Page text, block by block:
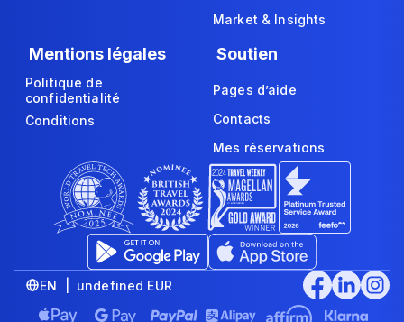
Market & Insights
Mentions légales
Politique de
confidentialité
Conditions
Soutien
Pages d’aide
Contacts
Mes réservations
EN | undefined EUR